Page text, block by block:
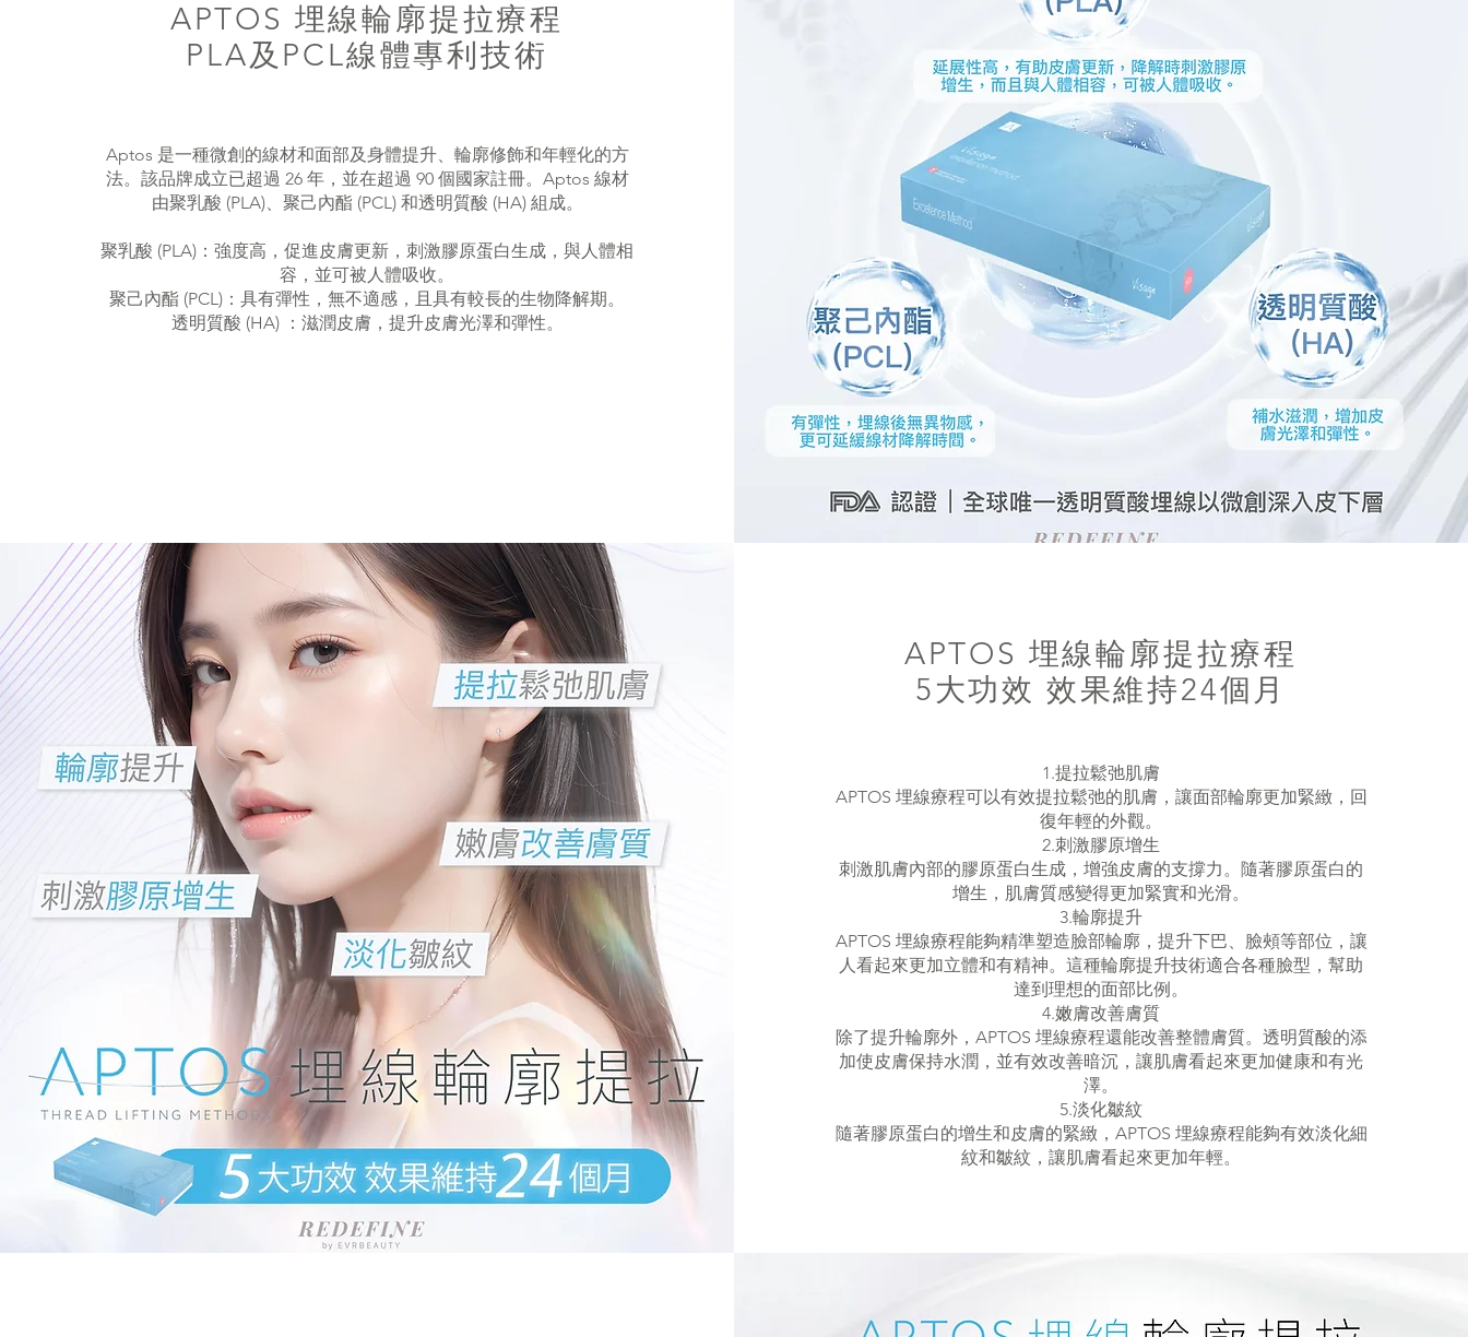
APTOS 埋線輪廓提拉療程
PLA及PCL線體專利技術
Aptos 是一種微創的線材和面部及身體提升、輪廓修飾和年輕化的方
法。該品牌成立已超過 26 年，並在超過 90 個國家註冊。Aptos 線材
由聚乳酸 (PLA)、聚己內酯 (PCL) 和透明質酸 (HA) 組成。
聚乳酸 (PLA)：強度高，促進皮膚更新，刺激膠原蛋白生成，與人體相
容，並可被人體吸收。
聚己內酯 (PCL)：具有彈性，無不適感，且具有較長的生物降解期。
透明質酸 (HA) ：滋潤皮膚，提升皮膚光澤和彈性。
APTOS 埋線輪廓提拉療程
5大功效 效果維持24個月
1.提拉鬆弛肌膚
APTOS 埋線療程可以有效提拉鬆弛的肌膚，讓面部輪廓更加緊緻，回
復年輕的外觀。
2.刺激膠原增生
刺激肌膚內部的膠原蛋白生成，增強皮膚的支撐力。隨著膠原蛋白的
增生，肌膚質感變得更加緊實和光滑。
3.輪廓提升
APTOS 埋線療程能夠精準塑造臉部輪廓，提升下巴、臉頰等部位，讓
人看起來更加立體和有精神。這種輪廓提升技術適合各種臉型，幫助
達到理想的面部比例。
4.嫩膚改善膚質
除了提升輪廓外，APTOS 埋線療程還能改善整體膚質。透明質酸的添
加使皮膚保持水潤，並有效改善暗沉，讓肌膚看起來更加健康和有光
澤。
5.淡化皺紋
隨著膠原蛋白的增生和皮膚的緊緻，APTOS 埋線療程能夠有效淡化細
紋和皺紋，讓肌膚看起來更加年輕。